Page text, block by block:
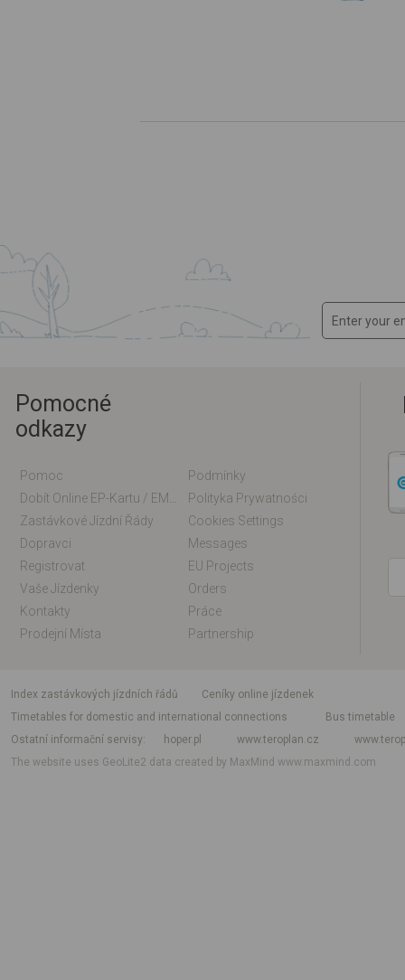
Pomocné
odkazy
Pomoc
Podmínky
Polityka Prywatności
Zastávkové Jízdní Řády
Cookies Settings
Dopravci
Messages
Registrovat
EU Projects
Vaše Jízdenky
Orders
Kontakty
Práce
Prodejní Místa
Partnership
index zastávkových jízdních řádů
Ceníky online jízdenek
Timetables for domestic and international connections
Bus timetable
Ostatní informační servisy
hoper.pl www.teroplan.cz
The website uses GeoLite2 data created by MaxMindwww.maxmind.com